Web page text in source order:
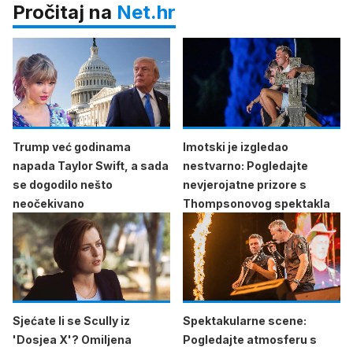
Pročitaj na Net.hr
Trump već godinama
napada Taylor Swift, a sada
se dogodilo nešto
neočekivano
Imotski je izgledao
nestvarno: Pogledajte
nevjerojatne prizore s
Thompsonovog spektakla
Sjećate li se Scully iz
'Dosjea X'? Omiljena
Spektakularne scene:
Pogledajte atmosferu s